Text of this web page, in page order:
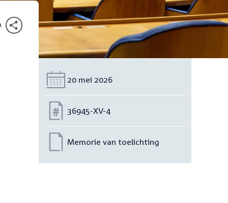
Datum:
20 mei 2026
Nummer:
36945-XV-4
Memorie van toelichting